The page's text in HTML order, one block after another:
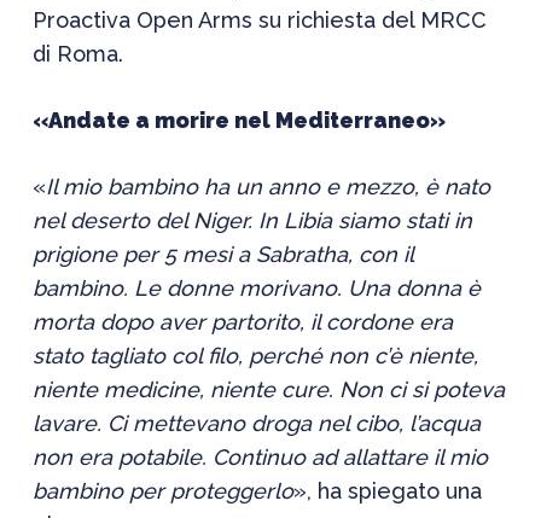
Proactiva Open Arms su richiesta del MRCC
di Roma.
«Andate a morire nel Mediterraneo»
«Il mio bambino ha un anno e mezzo, è nato
nel deserto del Niger. In Libia siamo stati in
prigione per 5 mesi a Sabratha, con il
bambino. Le donne morivano. Una donna è
morta dopo aver partorito, il cordone era
stato tagliato col filo, perché non c’è niente,
niente medicine, niente cure. Non ci si poteva
lavare. Ci mettevano droga nel cibo, l’acqua
non era potabile. Continuo ad allattare il mio
bambino per proteggerlo», ha spiegato una